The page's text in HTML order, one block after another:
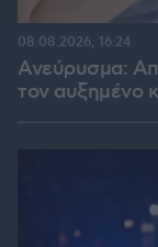
Ανεύρυσμα:
τον αυξημένο
08.08.2026, 16:24